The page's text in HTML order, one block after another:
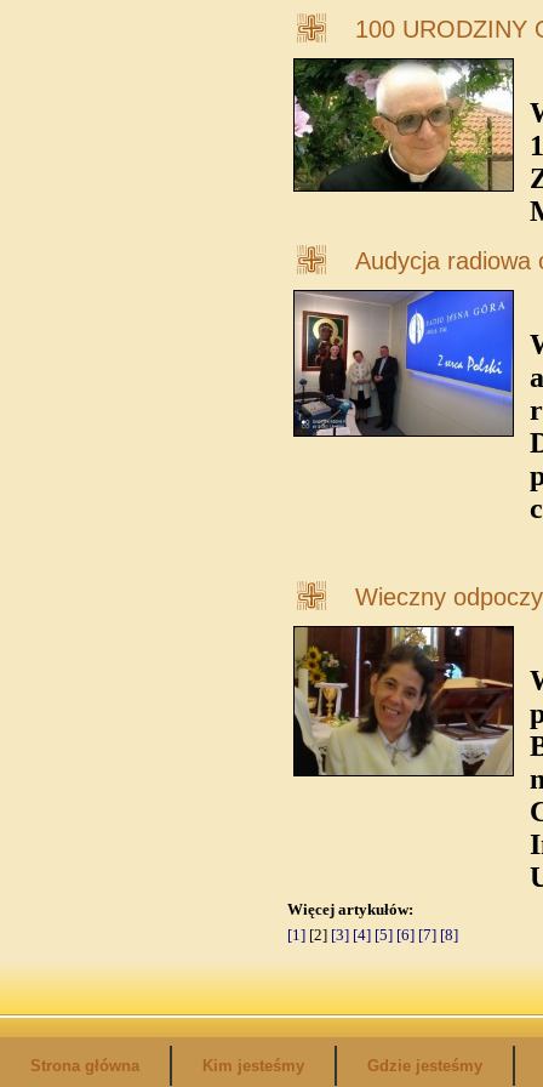
100 URODZINY
Audycja radiowa
Wieczny
Więcej artykułów:
[1] [2] [3] [4] [5] [6] [7] [8]
Strona główna Kim jesteśmy Gdzie jesteśmy